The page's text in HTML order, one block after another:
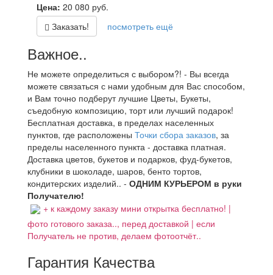
Цена: 20 080 руб.
Заказать!
посмотреть ещё
Важное..
Не можете определиться с выбором?! - Вы всегда
можете связаться с нами удобным для Вас способом,
и Вам точно подберут лучшие Цветы, Букеты,
съедобную композицию, торт или лучший подарок!
Бесплатная доставка, в пределах населенных
пунктов, где расположены Точки сбора заказов, за
пределы населенного пункта - доставка платная.
Доставка цветов, букетов и подарков, фуд-букетов,
клубники в шоколаде, шаров, бенто тортов,
кондитерских изделий.. - ОДНИМ КУРЬЕРОМ в руки
Получателю!
+ к каждому заказу мини открытка бесплатно! |
фото готового заказа.., перед доставкой | если
Получатель не против, делаем фотоотчёт..
Гарантия Качества